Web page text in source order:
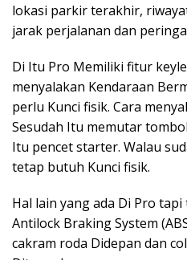
lokasi parkir terakhir,
jarak perjalanan dan
Di Itu Pro Memiliki fitur
menyalakan Kendaraan
perlu Kunci fisik. Cara
Sesudah Itu memutar
Itu pencet starter. Walau
tetap butuh Kunci fisik.
Hal lain yang ada Di Pro
Antilock Braking System
cakram roda Didepan dan